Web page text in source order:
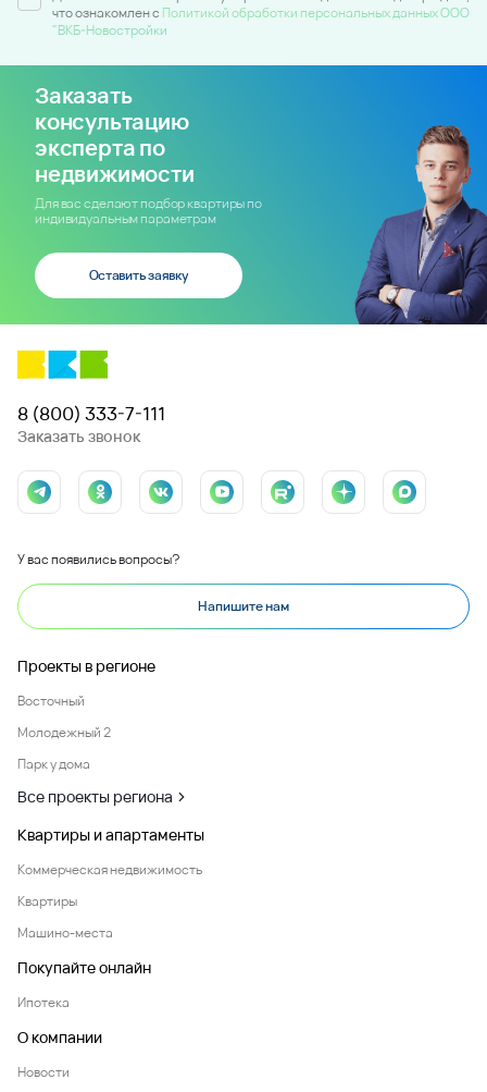
что ознакомлен c Политикой обработки персональных данных ООО
"ВКБ-Новостройки
Заказать
консультацию
эксперта по
недвижимости
Для вас сделают подбор квартиры по
индивидуальным параметрам
Оставить заявку
8 (800) 333-7-111
Заказать звонок
У вас появились вопросы?
Напишите нам
Проекты в регионе
Восточный
Молодежный 2
Парк у дома
Все проекты региона
Квартиры и апартаменты
Коммерческая недвижимость
Квартиры
Машино-места
Покупайте онлайн
Ипотека
О компании
Новости